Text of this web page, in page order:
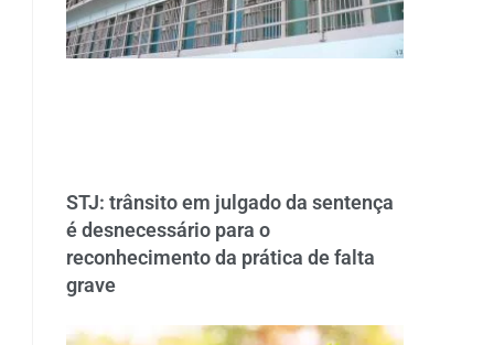
STJ: trânsito em julgado da sentença
é desnecessário para o
reconhecimento da prática de falta
grave